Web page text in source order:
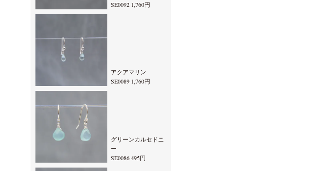
SE0092 1,760円
アクアマリン
SE0089 1,760円
グリーンカルセドニ
ー
SE0086 495円